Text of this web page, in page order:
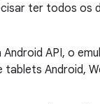
ter todos os
API, o
Android,